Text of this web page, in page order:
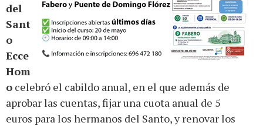
del
Sant
o
Ecce
Hom
o celebró el cabildo anual, en el que además de
aprobar las cuentas, fijar una cuota anual de 5
euros para los hermanos del Santo, y renovar los